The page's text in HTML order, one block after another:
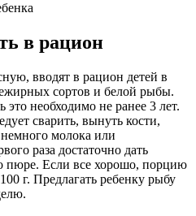
в рацион
вводят в рацион детей в
сортов и белой рыбы.
это необходимо не ранее 3 лет.
сварить, вынуть кости,
молока или
раза достаточно дать
пюре. Если все хорошо, порцию
г. Предлагать ребенку рыбу